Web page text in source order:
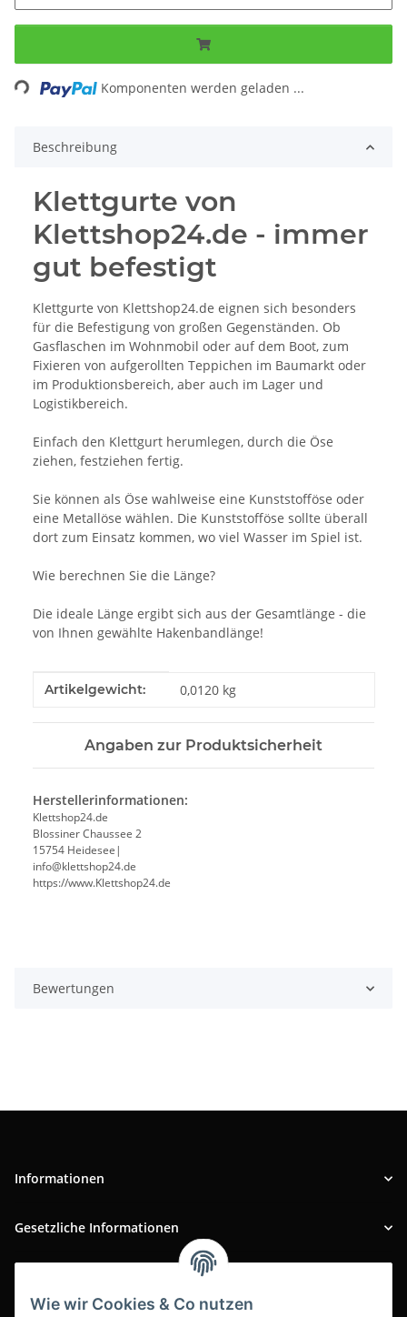
Wie wir Cookies & Co nutzen
Komponenten werden geladen ...
Beschreibung
Klettgurte von
Klettshop24.de - immer
gut befestigt
Klettgurte von Klettshop24.de eignen sich besonders
für die Befestigung von großen Gegenständen. Ob
Gasflaschen im Wohnmobil oder auf dem Boot, zum
Fixieren von aufgerollten Teppichen im Baumarkt oder
im Produktionsbereich, aber auch im Lager und
Logistikbereich.
Einfach den Klettgurt herumlegen, durch die Öse
ziehen, festziehen fertig.
Sie können als Öse wahlweise eine Kunststofföse oder
eine Metallöse wählen. Die Kunststofföse sollte überall
dort zum Einsatz kommen, wo viel Wasser im Spiel ist.
Wie berechnen Sie die Länge?
Die ideale Länge ergibt sich aus der Gesamtlänge - die
von Ihnen gewählte Hakenbandlänge!
Produkteigenschaft
Wert
Artikelgewicht: 0,0120 kg
Angaben zur Produktsicherheit
Herstellerinformationen:
Klettshop24.de
Blossiner Chaussee 2
15754 Heidesee|
info@klettshop24.de
https://www.Klettshop24.de
Bewertungen
Informationen
Gesetzliche Informationen